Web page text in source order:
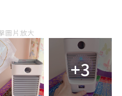
圖片放大
+3